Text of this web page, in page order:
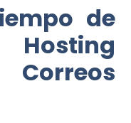
de